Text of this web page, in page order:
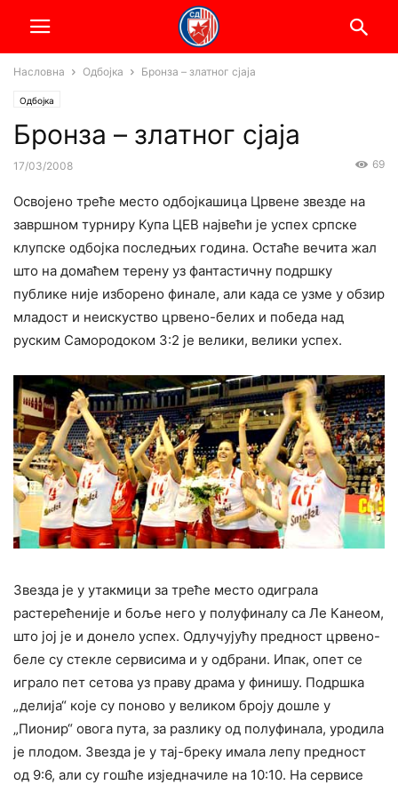
Насловна Одбојка Бронза – златног сјаја
Одбојка
Бронза – златног сјаја
17/03/2008 69
Освојено треће место одбојкашица Црвене звезде на
завршном турниру Купа ЦЕВ највећи је успех српске
клупске одбојка последњих година. Остаће вечита жал
што на домаћем терену уз фантастичну подршку
публике није изборено финале, али када се узме у обзир
младост и неискуство црвено-белих и победа над
руским Самородоком 3:2 је велики, велики успех.
Звезда је у утакмици за треће место одиграла
растерећеније и боље него у полуфиналу са Ле Канеом,
што јој је и донело успех. Одлучујућу предност црвено-
беле су стекле сервисима и у одбрани. Ипак, опет се
играло пет сетова уз праву драма у финишу. Подршка
„делија“ које су поново у великом броју дошле у
„Пионир“ овога пута, за разлику од полуфинала, уродила
је плодом. Звезда је у тај-бреку имала лепу предност
од 9:6, али су гошће изједначиле на 10:10. На сервисе